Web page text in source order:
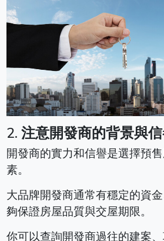
2.注意開發商的背景與
開發商的實力和信譽是選擇預
素。
大品牌開發商通常有穩定的資
夠保證房屋品質與交屋期限。
你可以查詢開發商過往的建案